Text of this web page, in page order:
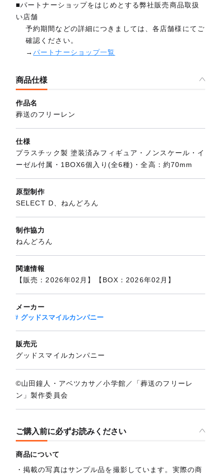
■パートナーショップをはじめとする弊社販売商品取扱
い店舗
予約期間などの詳細につきましては、各店舗様にてご
確認ください。
→パートナーショップ一覧
商品仕様
作品名
葬送のフリーレン
仕様
プラスチック製 塗装済みフィギュア・ノンスケール・イ
ーゼル付属・1BOX6個入り(全6種)・全高：約70mm
原型制作
SELECT D、ねんどろん
制作協力
ねんどろん
関連情報
【販売：2026年02月】【BOX：2026年02月】
メーカー
グッドスマイルカンパニー
販売元
グッドスマイルカンパニー
©山田鐘人・アベツカサ／小学館／「葬送のフリーレ
ン」製作委員会
ご購入前に必ずお読みください
商品について
掲載の写真はサンプル品を撮影しています。実際の商